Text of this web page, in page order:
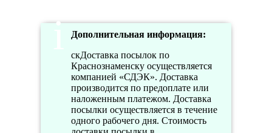
Дополнительная информация:
скДоставка посылок по
Краснознаменску осуществляется
компанией «СДЭК». Доставка
производится по предоплате или
наложенным платежом. Доставка
посылки осуществляется в течение
одного рабочего дня. Стоимость